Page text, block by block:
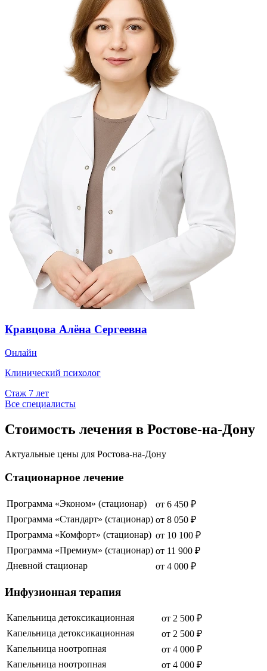
Кравцова Алёна Сергеевна
Онлайн
Клинический психолог
Стаж 7 лет
Все специалисты
Стоимость лечения в Ростове-на-Дону
Актуальные цены для Ростова-на-Дону
Стационарное лечение
Программа «Эконом» (стационар) от 6 450 ₽
Программа «Стандарт» (стационар) от 8 050 ₽
Программа «Комфорт» (стационар) от 10 100 ₽
Программа «Премиум» (стационар) от 11 900 ₽
Дневной стационар
от 4 000 ₽
Инфузионная терапия
Капельница детоксикационная от 2 500 ₽
Капельница детоксикационная
от 2 500 ₽
Капельница ноотропная
от 4 000 ₽
Капельница ноотропная
от 4 000 ₽